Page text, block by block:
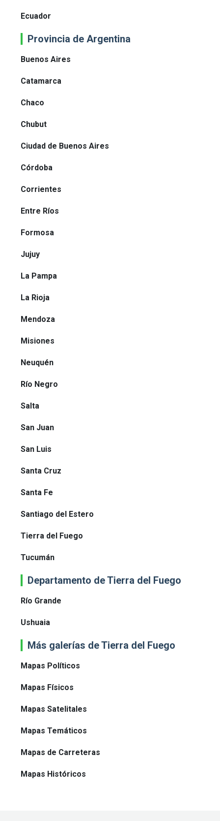
Ecuador
Provincia de Argentina
Buenos Aires
Catamarca
Chaco
Chubut
Ciudad de Buenos Aires
Córdoba
Corrientes
Entre Ríos
Formosa
Jujuy
La Pampa
La Rioja
Mendoza
Misiones
Neuquén
Río Negro
Salta
San Juan
San Luis
Santa Cruz
Santa Fe
Santiago del Estero
Tierra del Fuego
Tucumán
Departamento de Tierra del Fuego
Río Grande
Ushuaia
Más galerías de Tierra del Fuego
Mapas Políticos
Mapas Físicos
Mapas Satelitales
Mapas Temáticos
Mapas de Carreteras
Mapas Históricos